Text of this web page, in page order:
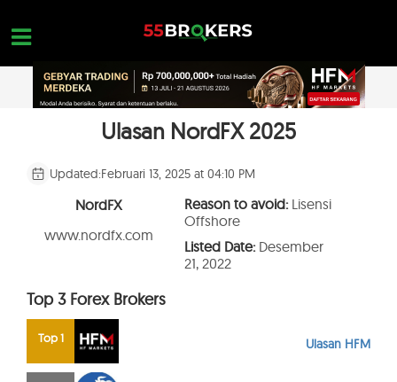
content
BROKER YANG HARUS DIHINDARI
EDUKASI FOREX
HUBUNGI KAMI
Ulasan NordFX 2025
Updated:Februari 13, 2025 at 04:10 PM
NordFX
www.nordfx.com
Reason to avoid:Lisensi
Offshore
Listed Date:Desember
21, 2022
Top 3 Forex Brokers
Top 1 Ulasan HFM